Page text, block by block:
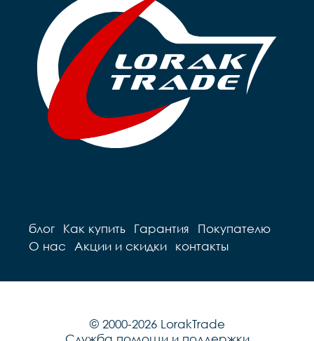
блог Как купить Гарантия
Покупателю
О нас
Акции и скидки контакты
© 2000-2026 LorakTrade